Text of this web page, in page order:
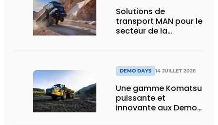
Solutions de
transport MAN pour le
secteur de la
DEMO DAYS 14 JUILLET 2026
Une gamme Komatsu
puissante et
innovante aux Demo